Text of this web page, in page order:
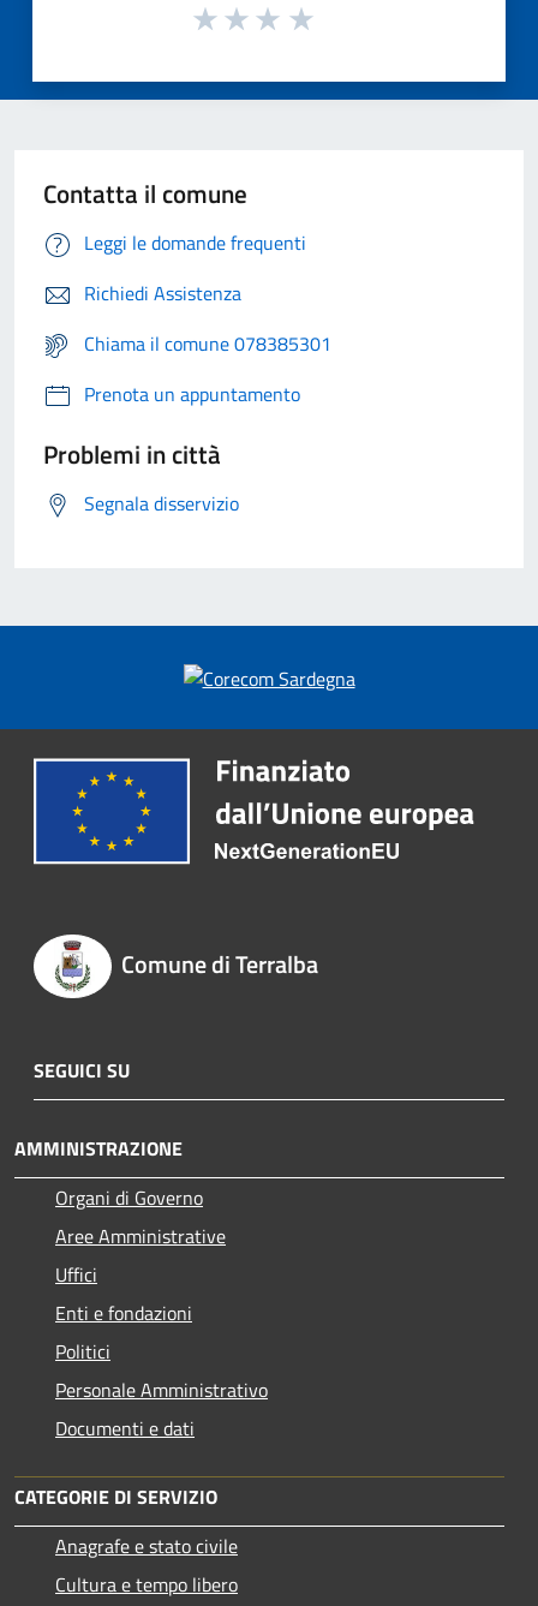
Contatta il comune
Leggi le domande frequenti
Richiedi Assistenza
Chiama il comune 078385301
Prenota un appuntamento
Problemi in città
Segnala disservizio
Comune di Terralba
SEGUICI SU
AMMINISTRAZIONE
Organi di Governo
Aree Amministrative
Uffici
Enti e fondazioni
Politici
Personale Amministrativo
Documenti e dati
CATEGORIE DI SERVIZIO
Anagrafe e stato civile
Cultura e tempo libero